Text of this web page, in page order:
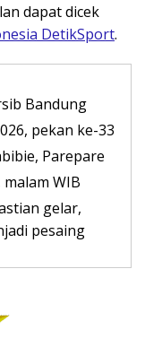
dapat dicek
DetikSport.
Bandung
pekan ke-33
Parepare
WIB
gelar,
pesaing